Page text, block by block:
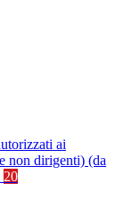
ai
non dirigenti) (da
20